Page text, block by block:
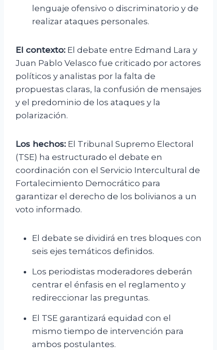
lenguaje ofensivo o discriminatorio y de
realizar ataques personales.
El contexto: El debate entre Edmand Lara y
Juan Pablo Velasco fue criticado por actores
políticos y analistas por la falta de
propuestas claras, la confusión de mensajes
y el predominio de los ataques y la
polarización.
Los hechos: El Tribunal Supremo Electoral
(TSE) ha estructurado el debate en
coordinación con el Servicio Intercultural de
Fortalecimiento Democrático para
garantizar el derecho de los bolivianos a un
voto informado.
El debate se dividirá en tres bloques con
seis ejes temáticos definidos.
Los periodistas moderadores deberán
centrar el énfasis en el reglamento y
redireccionar las preguntas.
El TSE garantizará equidad con el
mismo tiempo de intervención para
ambos postulantes.